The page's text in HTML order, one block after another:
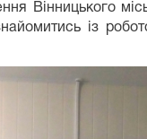
Вінницького
із